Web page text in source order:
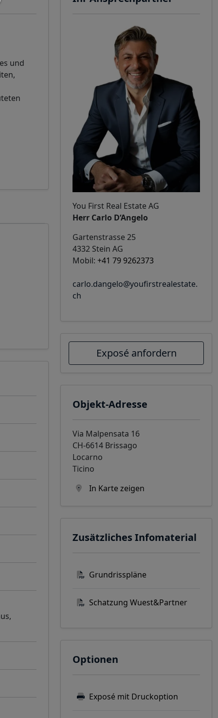
und
You First Real Estate AG
Herr Carlo D‘Angelo
Gartenstrasse 25
4332 Stein AG
Mobil: +41 79 9262373
carlo.dangelo@youfirstrealestate.
ch
Exposé anfordern
Objekt-Adresse
Via Malpensata 16
CH-6614 Brissago
Locarno
Ticino
In Karte zeigen
Zusätzliches Infomaterial
Grundrisspläne
Schatzung Wuest&Partner
Optionen
Exposé mit Druckoption